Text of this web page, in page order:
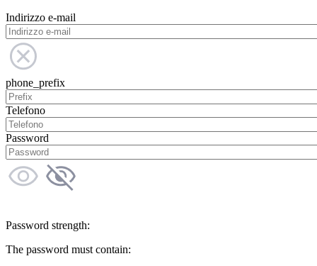
Indirizzo e-mail
phone_prefix
Telefono
Password
Password strength:
The password must contain: